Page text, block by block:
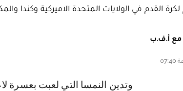
القدم في الولايات المتحدة الاميركية وكندا والمكسيك
وتدين النمسا التي لعبت بعسرة لاعبين منذ الدقيقة 37 اثر طرد لاعب وسط بايرن